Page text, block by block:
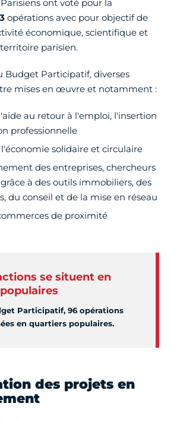
ont voté pour la
opérations avec pour objectif de
économique, scientifique et
parisien.
Budget Participatif, diverses
mises en œuvre et notamment :
au retour à l'emploi, l'insertion
professionnelle
solidaire et circulaire
des entreprises, chercheurs
à des outils immobiliers, des
du conseil et de la mise en réseau
de proximité
se situent en
Participatif, 96 opérations
en quartiers populaires.
des projets en